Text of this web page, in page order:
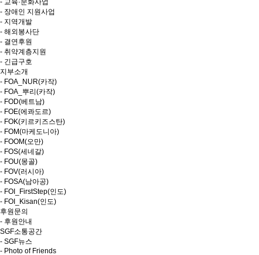
- 교육·문화사업
- 장애인 지원사업
- 지역개발
- 해외봉사단
- 결연후원
- 취약계층지원
- 긴급구호
지부소개
- FOA_NUR(카작)
- FOA_뿌리(카작)
- FOD(베트남)
- FOE(에콰도르)
- FOK(키르키즈스탄)
- FOM(마케도니아)
- FOOM(오만)
- FOS(세네갈)
- FOU(몽골)
- FOV(러시아)
- FOSA(남아공)
- FOI_FirstStep(인도)
- FOI_Kisan(인도)
후원문의
- 후원안내
SGF소통공간
- SGF뉴스
- Photo of Friends